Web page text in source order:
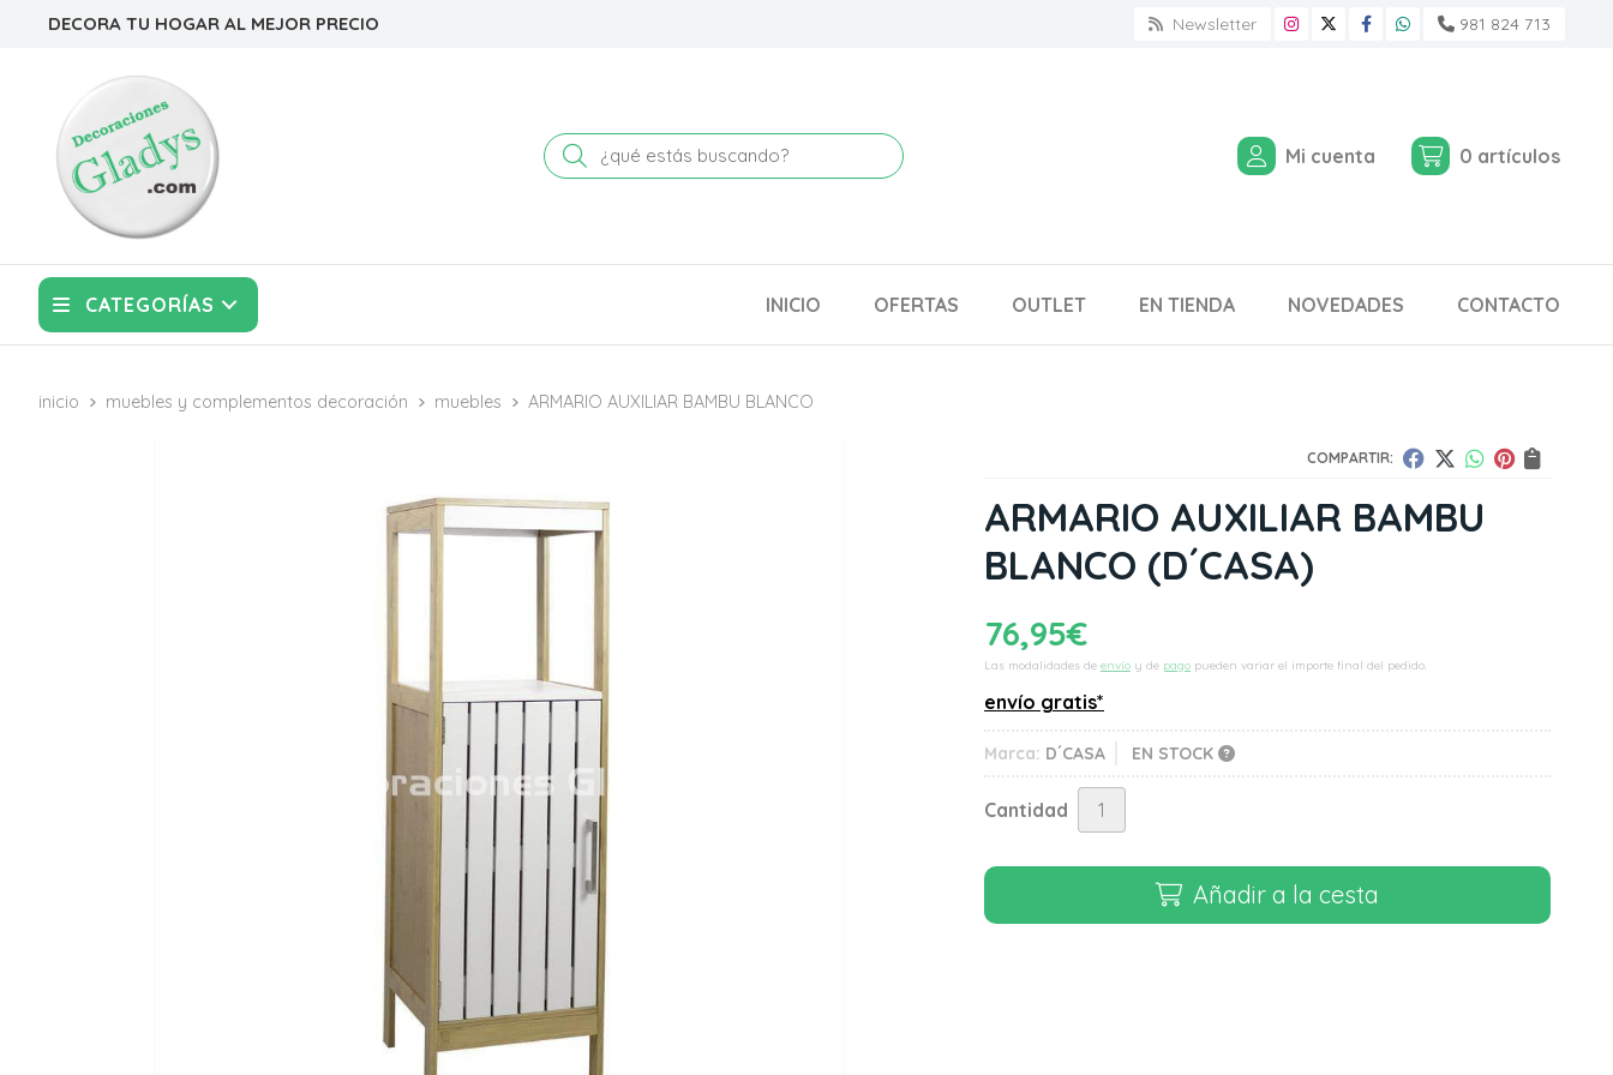
DECORA TU HOGAR AL MEJOR PRECIO Newsletter 981 824 713
Buscar Mi cuenta 0 artículos
CATEGORÍAS INICIO OFERTAS OUTLET EN TIENDA NOVEDADES CONTACTO
inicio muebles y complementos decoración muebles ARMARIO AUXILIAR BAMBU BLANCO
COMPARTIR:
ARMARIO AUXILIAR BAMBU
BLANCO (D´CASA)
76,95€
Las modalidades de envío y de pago pueden variar el importe final del pedido.
envío gratis*
Marca: D´CASA EN STOCK
Cantidad
Añadir a la cesta